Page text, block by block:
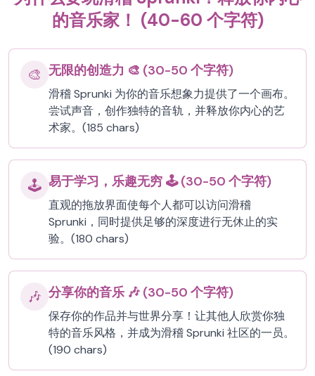
的音乐家！ (40-60 个字符)
🎨 无限的创造力 🎨 (30-50 个字符)
滑稽 Sprunki 为你的音乐想象力提供了一个画布。
尝试声音，创作独特的音轨，并释放你内心的艺
术家。(185 chars)
🕹️ 易于学习，乐趣无穷 🕹️ (30-50 个字符)
直观的拖放界面使每个人都可以访问滑稽
Sprunki，同时提供足够的深度进行无休止的实
验。(180 chars)
🎶 分享你的音乐 🎶 (30-50 个字符)
保存你的作品并与世界分享！让其他人欣赏你独
特的音乐风格，并成为滑稽 Sprunki 社区的一员。
(190 chars)